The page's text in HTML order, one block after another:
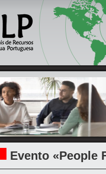
Evento «People